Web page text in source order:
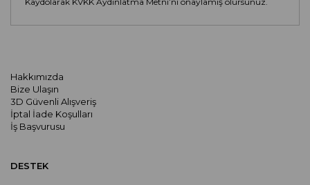
Hakkımızda
Bize Ulaşın
3D Güvenli Alışveriş
İptal İade Koşulları
İş Başvurusu
DESTEK